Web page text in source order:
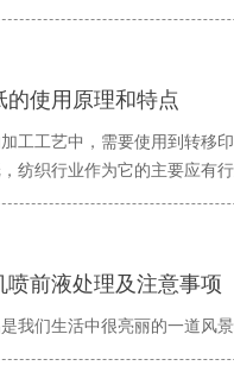
的使用原理和特点
工工艺中，需要使用到转移
纺织行业作为它的主要应有行
喷前液处理及注意事项
我们生活中很亮丽的一道风